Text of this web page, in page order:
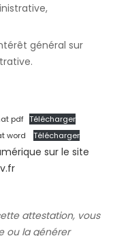
général sur
pdf Télécharger
word
Télécharger
sur le site
attestation, vous
ou la générer